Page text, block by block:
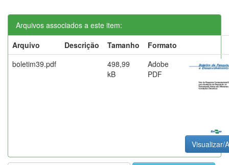
Arquivos associados a este item:
Arquivo
Descrição Tamanho
Formato
boletim39.pdf
498,99
kB
Adobe
PDF
Visualizar/